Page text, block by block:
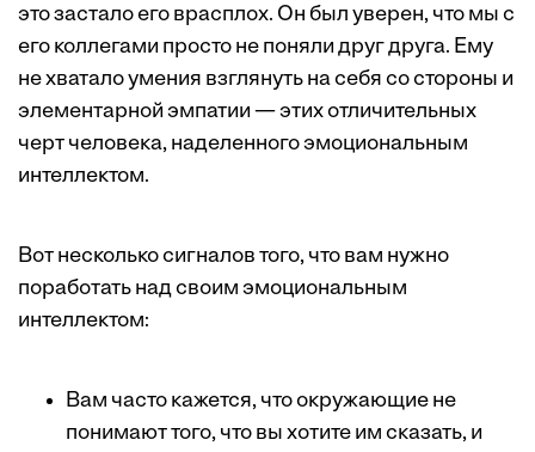
это застало его врасплох. Он был уверен, что мы с
его коллегами просто не поняли друг друга. Ему
не хватало умения взглянуть на себя со стороны и
элементарной эмпатии — этих отличительных
черт человека, наделенного эмоциональным
интеллектом.
Вот несколько сигналов того, что вам нужно
поработать над своим эмоциональным
интеллектом:
Вам часто кажется, что окружающие не
понимают того, что вы хотите им сказать, и